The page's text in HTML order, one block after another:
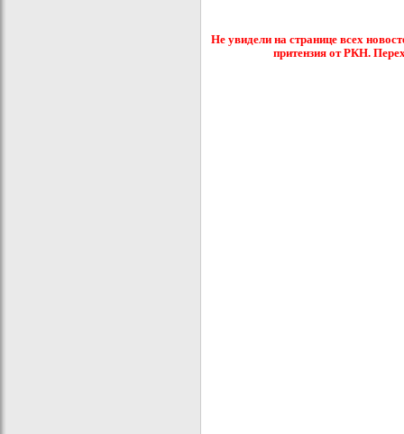
Не увидели на странице всех
притензия от РКН.